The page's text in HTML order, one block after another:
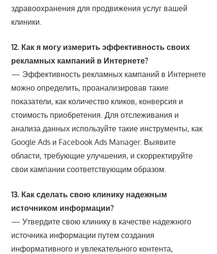
здравоохранения для продвижения услуг вашей
клиники.
12. Как я могу измерить эффективность своих
рекламных кампаний в Интернете?
— Эффективность рекламных кампаний в Интернете
можно определить, проанализировав такие
показатели, как количество кликов, конверсия и
стоимость приобретения. Для отслеживания и
анализа данных используйте такие инструменты, как
Google Ads и Facebook Ads Manager. Выявите
области, требующие улучшения, и скорректируйте
свои кампании соответствующим образом.
13. Как сделать свою клинику надежным
источником информации?
— Утвердите свою клинику в качестве надежного
источника информации путем создания
информативного и увлекательного контента,